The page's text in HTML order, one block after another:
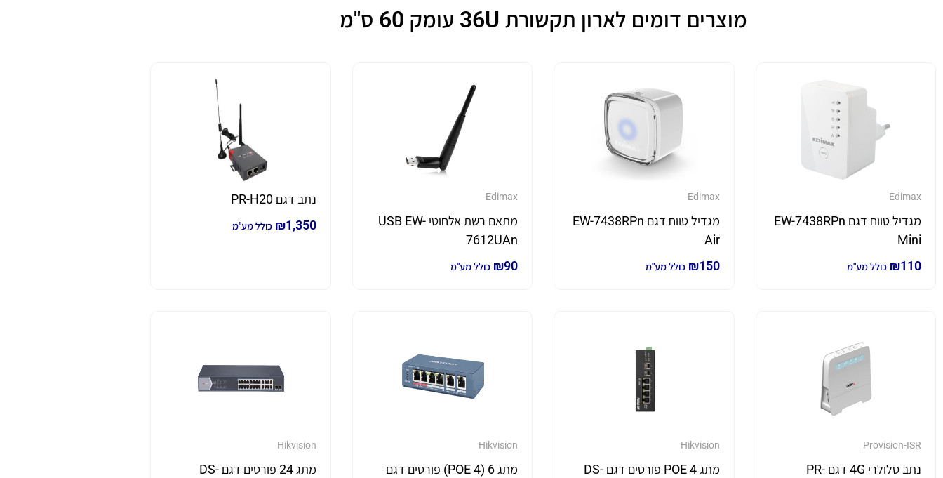
מוצרים דומים לארון תקשורת 36U עומק 60 ס"מ
Edimax
מגדיל טווח דגם EW-7438RPn
Mini
₪110 כולל מע"מ
Edimax
מגדיל טווח דגם EW-7438RPn
Air
₪150 כולל מע"מ
Edimax
מתאם רשת אלחוטי USB EW-
7612UAn
₪90 כולל מע"מ
נתב דגם PR-H20
₪1,350 כולל מע"מ
Provision-ISR
נתב סלולרי 4G דגם PR-
Hikvision
מתג POE 4 פורטים דגם DS-
Hikvision
מתג 6 (4 POE) פורטים דגם
Hikvision
מתג 24 פורטים דגם DS-